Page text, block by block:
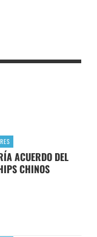
ACUERDO DEL
CHINOS